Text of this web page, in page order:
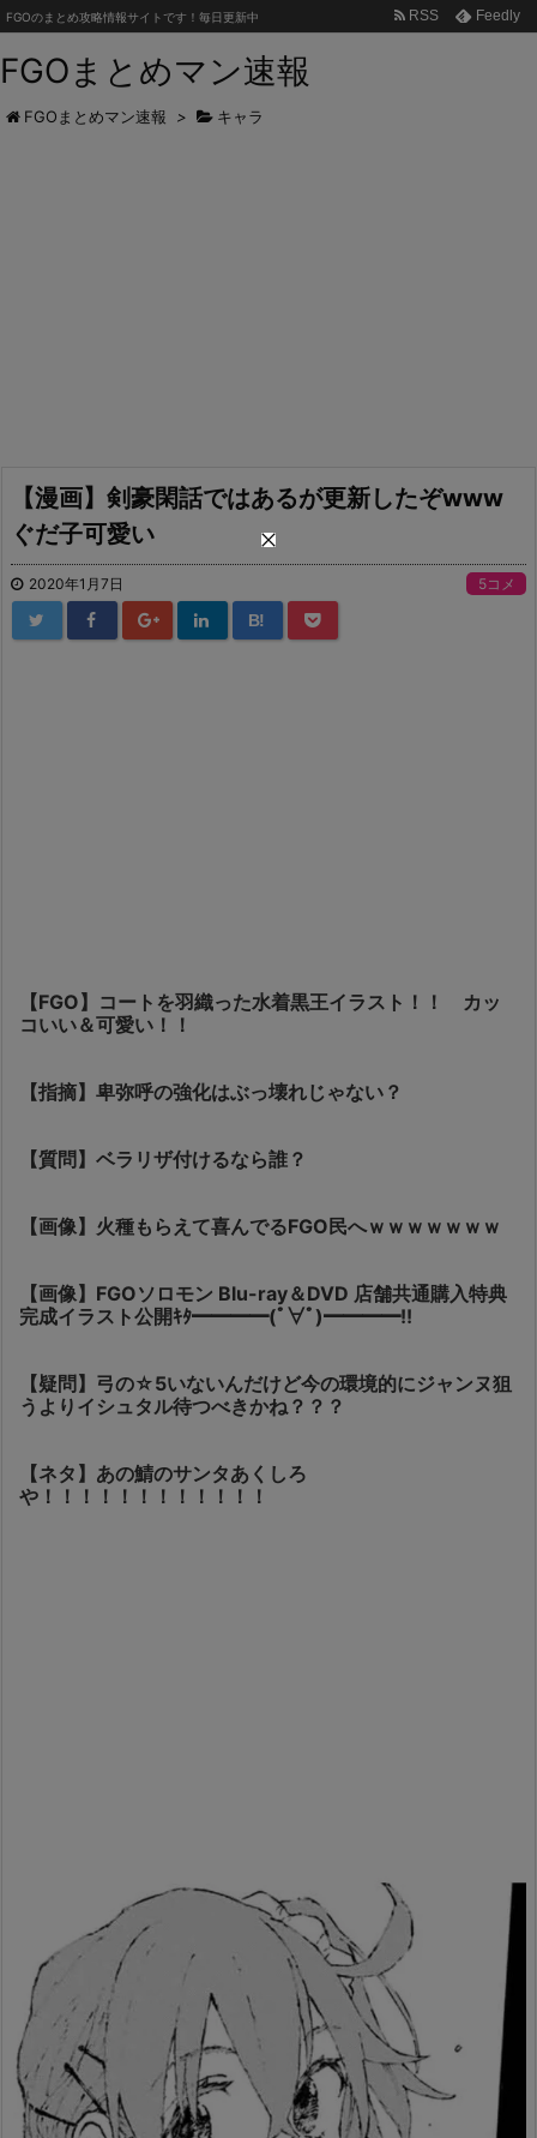
FGOまとめマン速報
FGOのまとめ攻略情報サイトです！毎日更新中 RSS Feedly
FGOまとめマン速報 > キャラ
【漫画】剣豪閑話ではあるが更新したぞwww
ぐだ子可愛い
2020年1月7日 5コメ
B!
【FGO】コートを羽織った水着黒王イラスト！！ カッ
コいい＆可愛い！！
【指摘】卑弥呼の強化はぶっ壊れじゃない？
【質問】ベラリザ付けるなら誰？
【画像】火種もらえて喜んでるFGO民へｗｗｗｗｗｗｗ
【画像】FGOソロモン Blu-ray＆DVD 店舗共通購入特典
完成イラスト公開ｷﾀ━━━━(ﾟ∀ﾟ)━━━━!!
【疑問】弓の☆5いないんだけど今の環境的にジャンヌ狙
うよりイシュタル待つべきかね？？？
【ネタ】あの鯖のサンタあくしろ
や！！！！！！！！！！！！